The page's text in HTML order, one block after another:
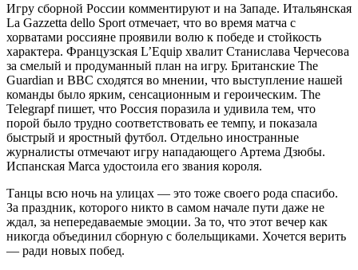
Игру сборной России комментируют и на Западе. Итальянская
La Gazzetta dello Sport отмечает, что во время матча с
хорватами россияне проявили волю к победе и стойкость
характера. Французская L’Equip хвалит Станислава Черчесова
за смелый и продуманный план на игру. Британские The
Guardian и BBC сходятся во мнении, что выступление нашей
команды было ярким, сенсационным и героическим. The
Telegrapf пишет, что Россия поразила и удивила тем, что
порой было трудно соответствовать ее темпу, и показала
быстрый и яростный футбол. Отдельно иностранные
журналисты отмечают игру нападающего Артема Дзюбы.
Испанская Маrca удостоила его звания короля.
Танцы всю ночь на улицах — это тоже своего рода спасибо.
За праздник, которого никто в самом начале пути даже не
ждал, за непередаваемые эмоции. За то, что этот вечер как
никогда объединил сборную с болельщиками. Хочется верить
— ради новых побед.